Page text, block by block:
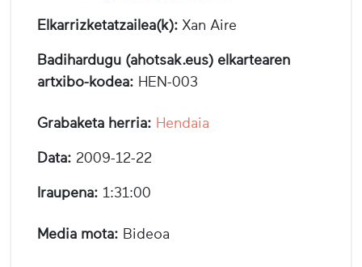
Elkarrizketatzailea(k): Xan Aire
Badihardugu (ahotsak.eus) elkartearen
artxibo-kodea: HEN-003
Grabaketa herria: Hendaia
Data: 2009-12-22
Iraupena: 1:31:00
Media mota: Bideoa